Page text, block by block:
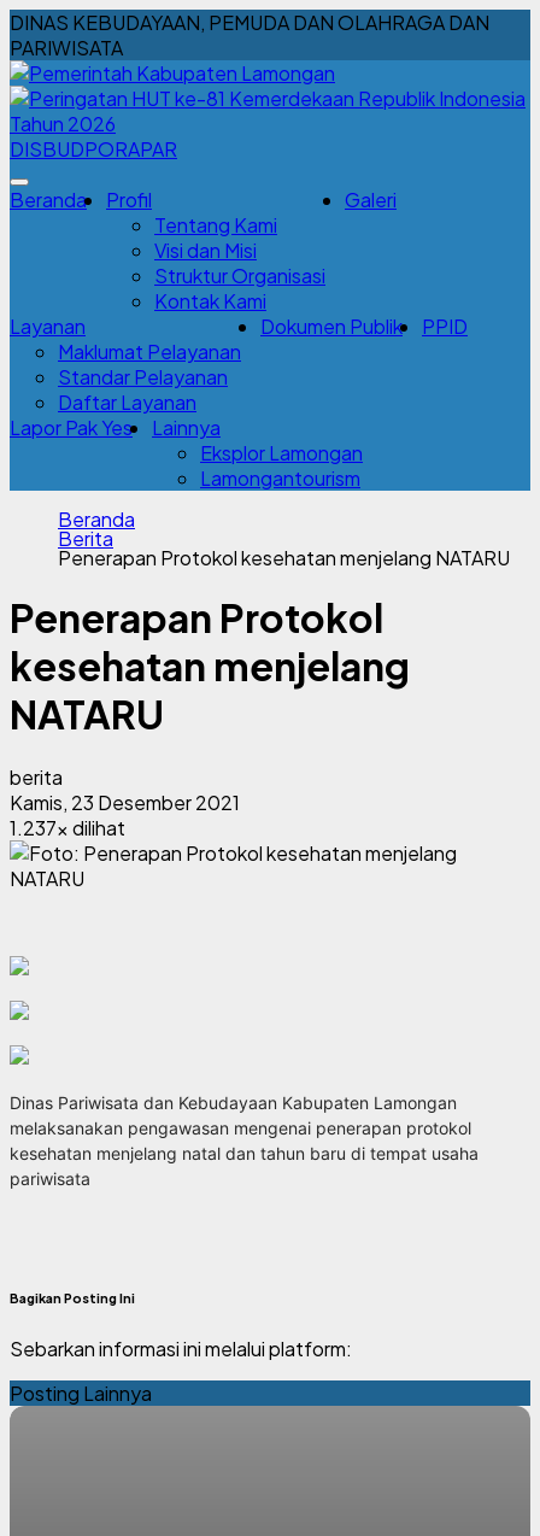
DINAS KEBUDAYAAN, PEMUDA DAN OLAHRAGA DAN
PARIWISATA
DISBUDPORAPAR
Beranda
Profil
Tentang Kami
Visi dan Misi
Struktur Organisasi
Kontak Kami
Galeri
Layanan
Maklumat Pelayanan
Standar Pelayanan
Daftar Layanan
Dokumen Publik PPID
Lapor Pak Yes
Lainnya
Eksplor Lamongan
Lamongantourism
Beranda
Berita
Penerapan Protokol kesehatan menjelang NATARU
Penerapan Protokol
kesehatan menjelang
NATARU
berita
Kamis, 23 Desember 2021
1.237x dilihat
Dinas Pariwisata dan Kebudayaan Kabupaten Lamongan
melaksanakan pengawasan mengenai penerapan protokol
kesehatan menjelang natal dan tahun baru di tempat usaha
pariwisata
Bagikan Posting Ini
Sebarkan informasi ini melalui platform:
Posting Lainnya